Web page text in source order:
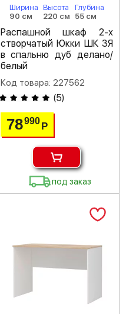
Ширина
90 см
Высота
220 см
Глубина
55 см
Распашной шкаф 2-х
створчатый Юкки ШК 3Я
в спальню дуб делано/
белый
Код товара: 227562
(5)
78990 Р
под заказ